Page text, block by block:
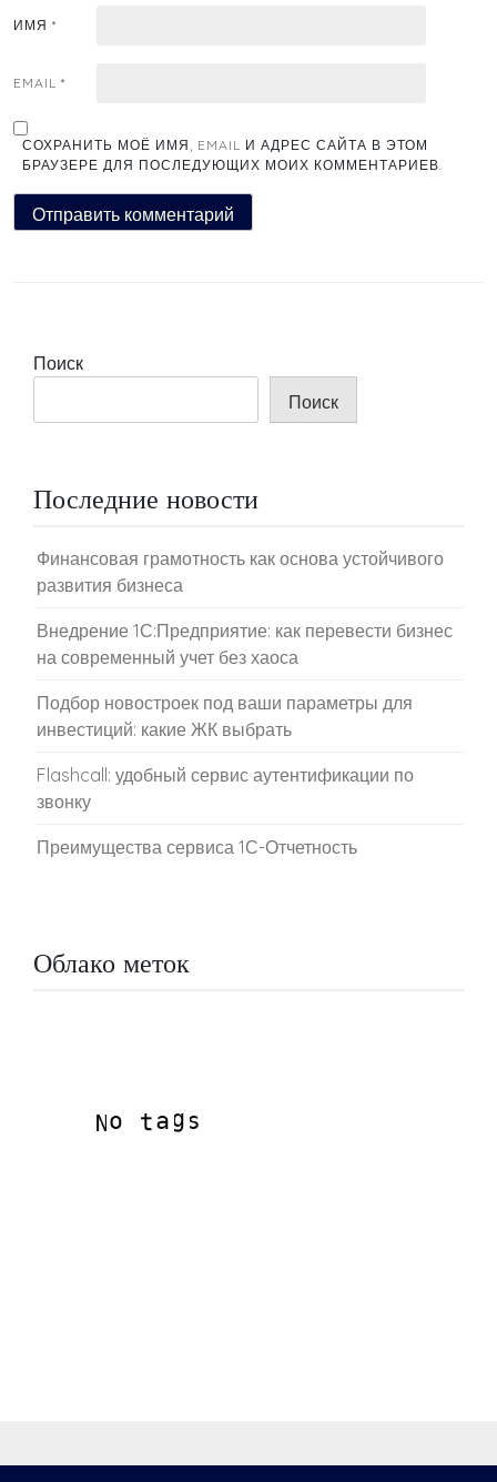
ИМЯ *
EMAIL *
СОХРАНИТЬ МОЁ ИМЯ, EMAIL И АДРЕС САЙТА В ЭТОМ
БРАУЗЕРЕ ДЛЯ ПОСЛЕДУЮЩИХ МОИХ КОММЕНТАРИЕВ.
Поиск
Поиск
Последние новости
Финансовая грамотность как основа устойчивого
развития бизнеса
Внедрение 1С:Предприятие: как перевести бизнес
на современный учет без хаоса
Подбор новостроек под ваши параметры для
инвестиций: какие ЖК выбрать
Flashcall: удобный сервис аутентификации по
звонку
Преимущества сервиса 1С-Отчетность
Облако меток